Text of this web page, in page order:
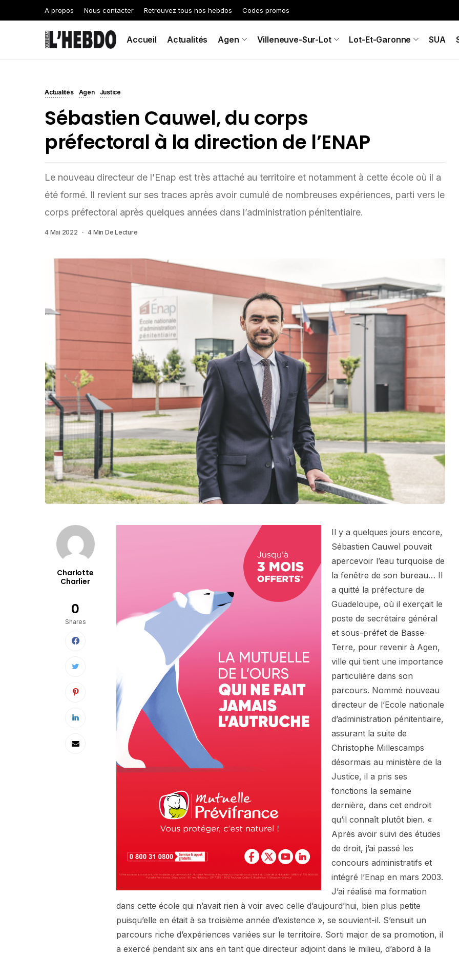
A propos Nous contacter Retrouvez tous nos hebdos Codes promos
Accueil Actualités Agen Villeneuve-Sur-Lot Lot-Et-Garonne SUA
Actualités Agen Justice
Sébastien Cauwel, du corps
préfectoral à la direction de l’ENAP
Le nouveau directeur de l’Enap est très attaché au territoire et notamment à cette école où il a
été formé. Il revient sur ses traces après avoir cumulé de nombreuses expériences, parti vers le
corps préfectoral après quelques années dans l’administration pénitentiaire.
4 Mai 2022 4 Min De Lecture
Charlotte
Charlier
0
Shares
Il y a quelques jours encore,
Sébastien Cauwel pouvait
apercevoir l’eau turquoise de
la fenêtre de son bureau… Il
a quitté la préfecture de
Guadeloupe, où il exerçait le
poste de secrétaire général
et sous-préfet de Basse-
Terre, pour revenir à Agen,
ville qui tient une importance
particulière dans son
parcours. Nommé nouveau
directeur de l’Ecole nationale
d’administration pénitentiaire,
assurant la suite de
Christophe Millescamps
désormais au ministère de la
Justice, il a pris ses
fonctions la semaine
dernière, dans cet endroit
qu’il connaît plutôt bien. «
Après avoir suivi des études
de droit, j’ai passé les
concours administratifs et
intégré l’Enap en mars 2003.
J’ai réalisé ma formation
dans cette école qui n’avait rien à voir avec celle d’aujourd’hui, bien plus petite
puisqu’elle en était à sa troisième année d’existence », se souvient-il. S’ensuit un
parcours riche d’expériences variées sur le territoire. Sorti major de sa promotion, il
a exercé pendant six ans en tant que directeur adjoint dans le milieu, d’abord à la